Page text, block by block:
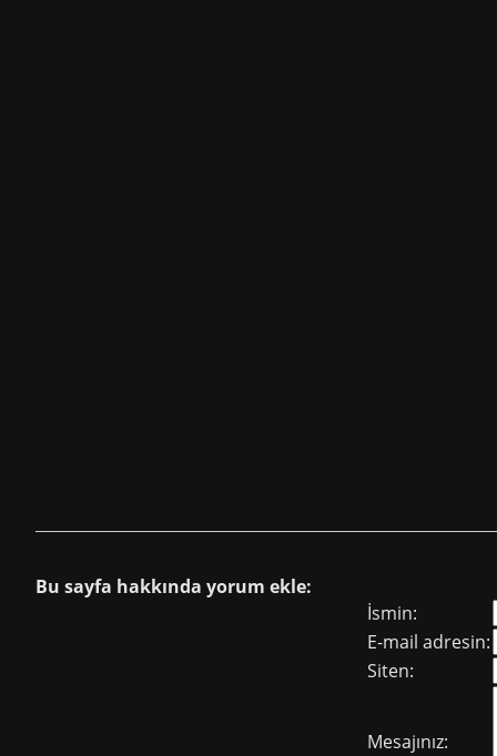
Bu sayfa hakkında yorum ekle:
İsmin:
E-mail adresin:
Siten:
Mesajınız: